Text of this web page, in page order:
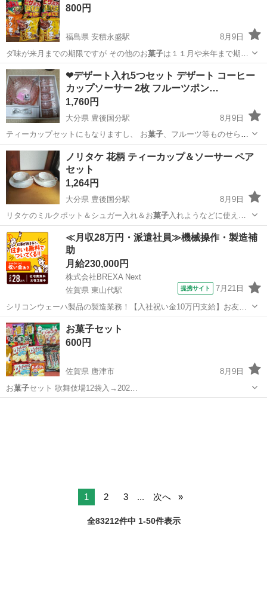
800円
福島県 安積永盛駅
8月9日
ダ味が来月までの期限ですが その他のお菓子は１１月や来年まで期限
があるものが あ…
福島 郡山市 安積永盛駅
❤デザート入れ5つセット デザート コーヒー
カップソーサー 2枚 フルーツポン…
1,760円
大分県 豊後国分駅
8月9日
ティーカップセットにもなりますし、 お菓子、フルーツ等ものせられ
ます。 お客様が…
大分 大分市 豊後国分駅 デザート
ノリタケ 花柄 ティーカップ＆ソーサー ペア
セット
1,264円
大分県 豊後国分駅
8月9日
リタケのミルクポット＆シュガー入れ＆お菓子入れようなどに使える
小皿も出品しており…
大分 大分市 豊後国分駅 食器 ノリタケ
≪月収28万円・派遣社員≫機械操作・製造補
助
月給230,000円
株式会社BREXA Next
佐賀県 東山代駅
提携サイト 7月21日
シリコンウェーハ製品の製造業務！【入社祝い金10万円支給】お友達
やカップルとの応募OK◎年間休日129日＆休出なしでプライベート充
実♪業務はクリーンルームで快適作業◎自社正社員登用制度あり★1食
300円～の格安食堂あり！《佐...
佐賀 伊万里市 東山代駅
お菓子セット
600円
佐賀県 唐津市
8月9日
お菓子 セット 歌舞伎場12袋入→202…
1 2 3 ... 次へ
全83212件中 1-50件表示